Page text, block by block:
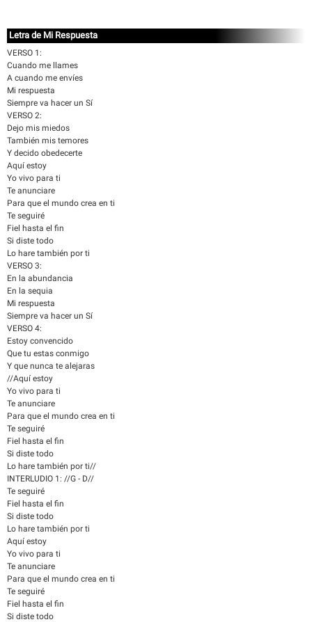
Letra de Mi Respuesta
VERSO 1:
Cuando me llames
A cuando me envíes
Mi respuesta
Siempre va hacer un Sí
VERSO 2:
Dejo mis miedos
También mis temores
Y decido obedecerte
Aquí estoy
Yo vivo para ti
Te anunciare
Para que el mundo crea en ti
Te seguiré
Fiel hasta el fin
Si diste todo
Lo hare también por ti
VERSO 3:
En la abundancia
En la sequia
Mi respuesta
Siempre va hacer un Sí
VERSO 4:
Estoy convencido
Que tu estas conmigo
Y que nunca te alejaras
//Aquí estoy
Yo vivo para ti
Te anunciare
Para que el mundo crea en ti
Te seguiré
Fiel hasta el fin
Si diste todo
Lo hare también por ti//
INTERLUDIO 1: //G - D//
Te seguiré
Fiel hasta el fin
Si diste todo
Lo hare también por ti
Aquí estoy
Yo vivo para ti
Te anunciare
Para que el mundo crea en ti
Te seguiré
Fiel hasta el fin
Si diste todo